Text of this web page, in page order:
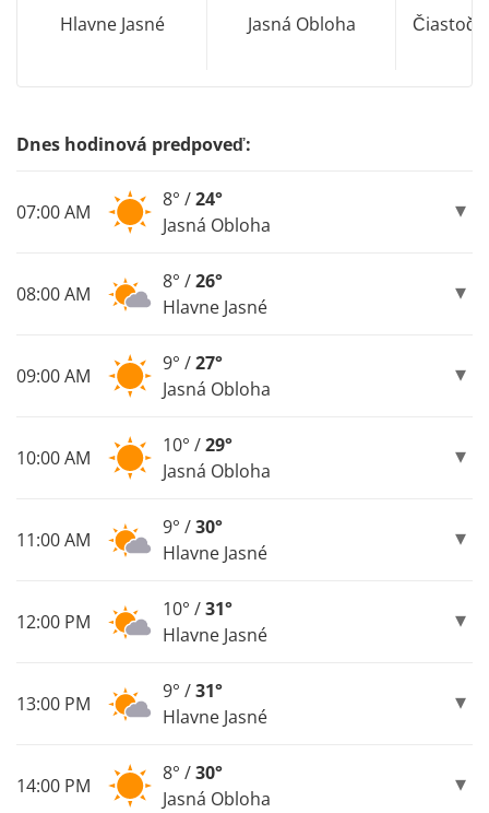
Hlavne Jasné Jasná Obloha
Dnes hodinová predpoveď:
07:00 AM
8° /24°
Jasná Obloha
08:00 AM
8° /26°
Hlavne Jasné
09:00 AM
9° /27°
Jasná Obloha
10:00 AM
10° /29°
Jasná Obloha
11:00 AM
9° /30°
Hlavne Jasné
12:00 PM
10° /31°
Hlavne Jasné
13:00 PM
9° /31°
Hlavne Jasné
14:00 PM
8° /30°
Jasná Obloha